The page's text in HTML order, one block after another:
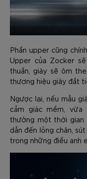
Phần upper cũng
Upper của Zocker
thuần, giày sẽ ôm
thương hiệu giày đắt
Ngược lại, nếu mẫu
cảm giác mềm,
thường một thời gian
dẫn đến lỏng chân,
trong những điều anh